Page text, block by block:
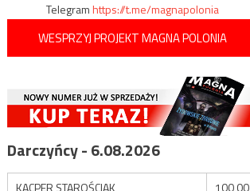
Telegramhttps://t.me/magnapolonia
WESPRZYJ PROJEKT MAGNA POLONIA
Darczyńcy - 6.08.2026
KACPER STAROŚCIAK
100,00